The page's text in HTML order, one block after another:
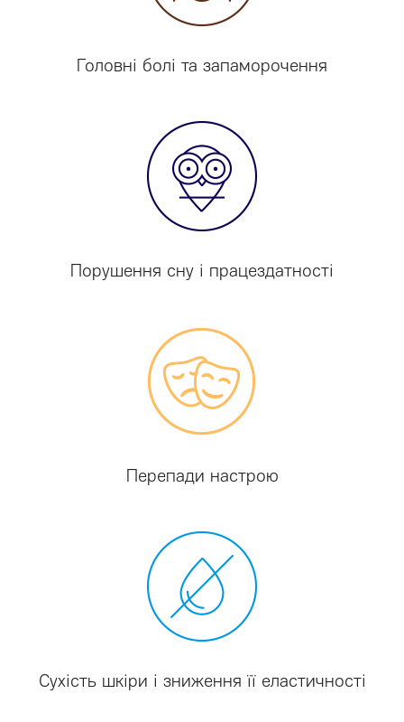
Головні болі та запаморочення
Порушення сну і працездатності
Перепади настрою
Сухість шкіри і зниження її еластичності